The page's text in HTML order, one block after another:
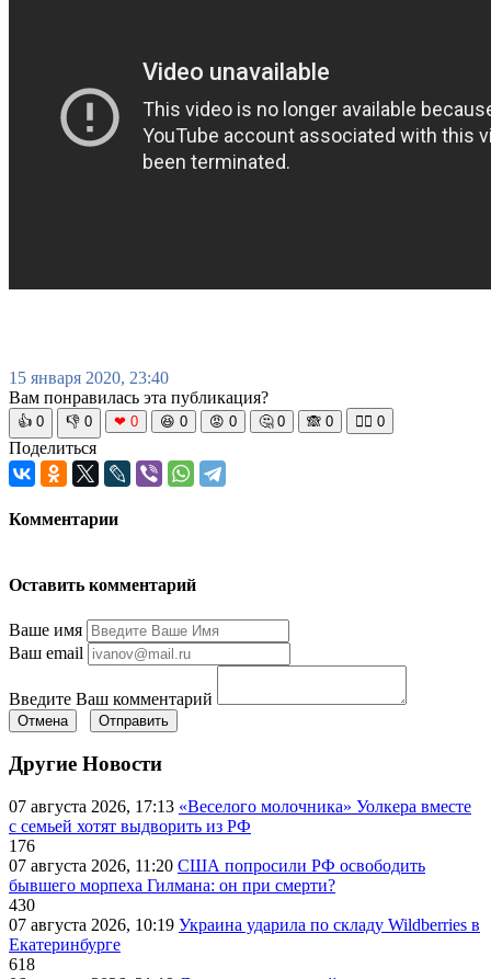
15 января 2020, 23:40
Вам понравилась эта публикация?
👍 0 👎 0 ❤ 0 😆 0 😡 0 🤔 0 🙈 0 🧘‍♀️ 0
Поделиться
Комментарии
Оставить комментарий
Ваше имя
Ваш email
Введите Ваш комментарий
Отмена Отправить
Другие Новости
07 августа 2026, 17:13 «Веселого молочника» Уолкера вместе
с семьей хотят выдворить из РФ
176
07 августа 2026, 11:20 США попросили РФ освободить
бывшего морпеха Гилмана: он при смерти?
430
07 августа 2026, 10:19 Украина ударила по складу Wildberries в
Екатеринбурге
618